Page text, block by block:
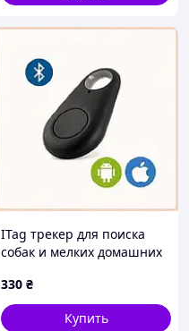
ITag трекер для поиска
собак и мелких домашних
330 ₴
Купить